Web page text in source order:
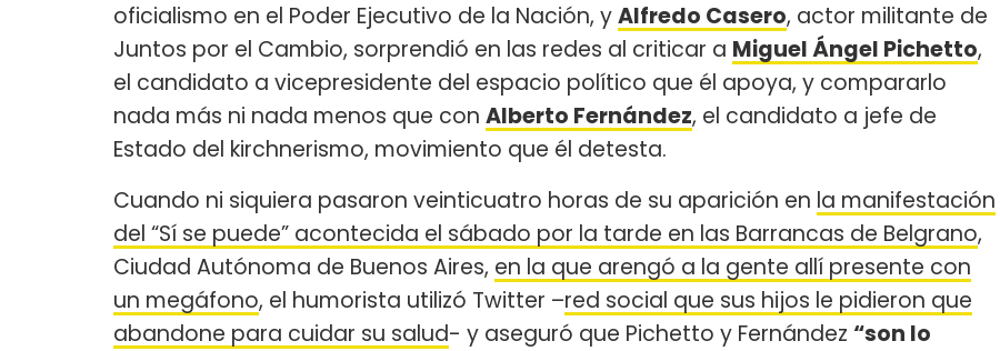
oficialismo en el Poder Ejecutivo de la Nación, yAlfredo Casero, actor militante de
Juntos por el Cambio, sorprendió en las redes al criticar a Miguel Ángel Pichetto,
el candidato a vicepresidente del espacio político que él apoya, y compararlo
nada más ni nada menos que con Alberto Fernández, el candidato a jefe de
Estado del kirchnerismo, movimiento que él detesta.
Cuando ni siquiera pasaron veinticuatro horas de su aparición en la manifestación
del “Sí se puede” acontecida el sábado por la tarde en las Barrancas de Belgrano,
Ciudad Autónoma de Buenos Aires, en la que arengó a la gente allí presente con
un megáfono, el humorista utilizó Twitter –red social que sus hijos le pidieron que
abandone para cuidar su salud- y aseguró que Pichetto y Fernández “son lo